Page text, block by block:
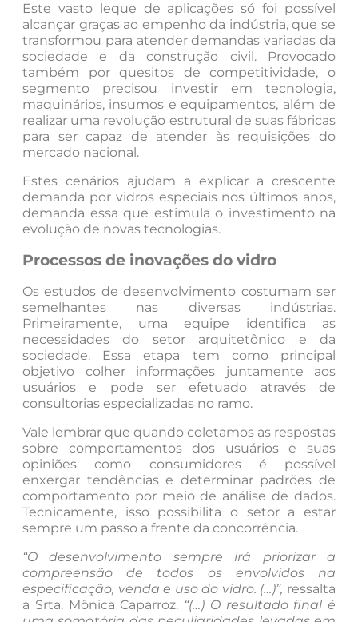
Este vasto leque de aplicações só foi possível
alcançar graças ao empenho da indústria, que se
transformou para atender demandas variadas da
sociedade e da construção civil. Provocado
também por quesitos de competitividade, o
segmento precisou investir em tecnologia,
maquinários, insumos e equipamentos, além de
realizar uma revolução estrutural de suas fábricas
para ser capaz de atender às requisições do
mercado nacional.
Estes cenários ajudam a explicar a crescente
demanda por vidros especiais nos últimos anos,
demanda essa que estimula o investimento na
evolução de novas tecnologias.
Processos de inovações do vidro
Os estudos de desenvolvimento costumam ser
semelhantes nas diversas indústrias.
Primeiramente, uma equipe identifica as
necessidades do setor arquitetônico e da
sociedade. Essa etapa tem como principal
objetivo colher informações juntamente aos
usuários e pode ser efetuado através de
consultorias especializadas no ramo.
Vale lembrar que quando coletamos as respostas
sobre comportamentos dos usuários e suas
opiniões como consumidores é possível
enxergar tendências e determinar padrões de
comportamento por meio de análise de dados.
Tecnicamente, isso possibilita o setor a estar
sempre um passo a frente da concorrência.
“O desenvolvimento sempre irá priorizar a
compreensão de todos os envolvidos na
especificação, venda e uso do vidro. (…)”, ressalta
a Srta. Mônica Caparroz. “(…) O resultado final é